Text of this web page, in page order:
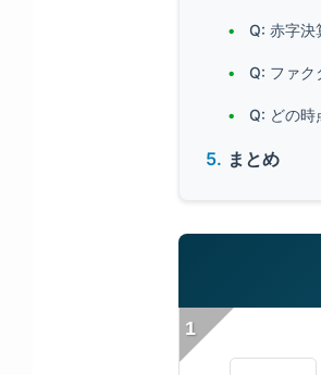
Q: 赤字決
Q: ファク
Q: どの時
まとめ
1